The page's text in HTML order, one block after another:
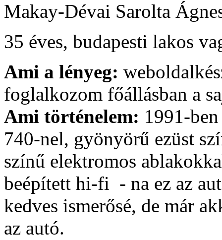
Makay-Dévai Sarolta
35 éves, budapesti lakos
Ami a lényeg:
foglalkozom főállásban a
Ami történelem: 1991-
740-nel, gyönyörű ezüst
színű elektromos
beépített hi-fi - na ez az
kedves ismerősé, de már
az autó.